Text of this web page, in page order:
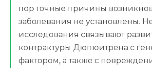
пор точные причины
заболевания не установлены.
исследования связывают
контрактуры Дюпюитрена с
фактором, а также с